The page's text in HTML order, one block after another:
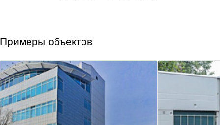
Примеры объектов